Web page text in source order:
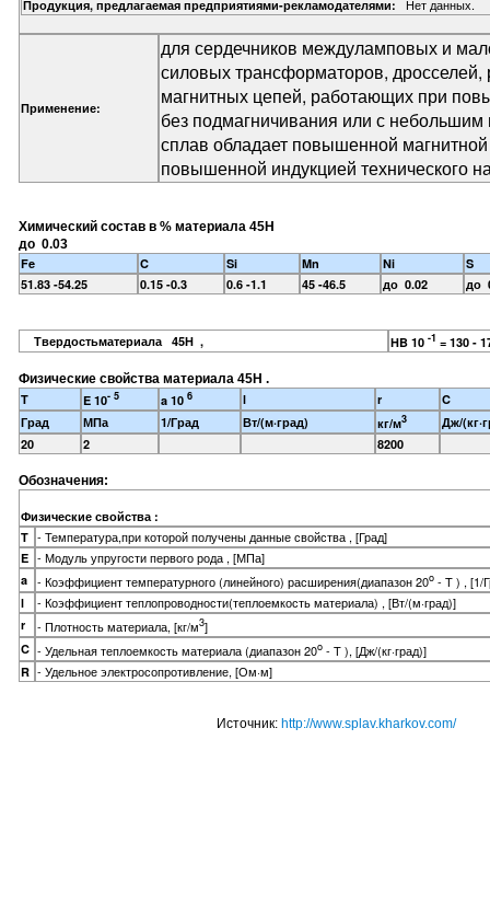
Продукция, предлагаемая предприятиями-рекламодателями: Нет данных.
Применение:
для сердечников междуламповых и
силовых трансформаторов, дросселей,
магнитных цепей, работающих при
без подмагничивания или с
сплав обладает повышенной
повышенной индукцией технического
Химический состав в % материала 45Н
до 0.03
Fe C Si Mn Ni
S
51.83 -54.25
0.15 -0.3 0.6 -1.1 45 -46.5 до 0.02 до
Твердостьматериала 45Н , HB 10 -1 = 130 -
Физические свойства материала 45Н .
T E 10- 5 a 10 6 l r
C
Град
МПа 1/Град Вт/(м·град) кг/м3
Дж/
20
2 8200
Обозначения:
Физические свойства :
T - Температура,при которой получены данные свойства , [Град]
E - Модуль упругости первого рода , [МПа]
a - Коэффициент температурного (линейного) расширения(диапазон 20o - T ) , [1/
l - Коэффициент теплопроводности(теплоемкость материала) , [Вт/(м·град)]
r - Плотность материала, [кг/м3]
C - Удельная теплоемкость материала (диапазон 20o - T ), [Дж/(кг·град)]
R - Удельное электросопротивление, [Ом·м]
Источник: http://www.splav.kharkov.com/